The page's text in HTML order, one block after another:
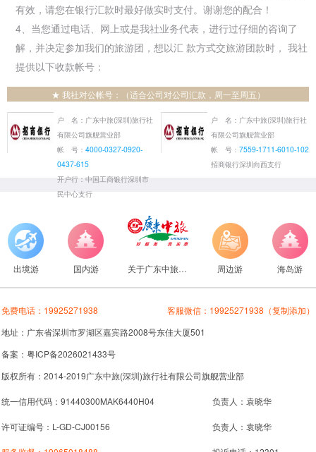
有效，请您在银行汇款时最好做实时支付。谢谢您的配合！
4、当您通过电话、网上或是我社业务代表，进行过仔细的咨询了
解，并决定参加我们的旅游团，想以汇 款方式交旅游团款时， 我社
提供以下收款帐号：
★ 我社对公帐号：（适合公司对公司汇款，周一至周五）
户 名：广东中旅(深圳)旅行社
有限公司旗舰营业部
帐 号： 4000-0327-0920-
0437-615
开户行：中国工商银行深圳市
民中心支行
户 名：广东中旅(深圳)旅行社
有限公司旗舰营业部
帐 号： 7559-1711-6010-102
招商银行深圳向西支行
出境游 国内游 关于广东中旅旅行社 周边游 海岛游
免费电话： 19925271938 客服微信： 19925271938 （复制添加）
地址：广东省深圳市罗湖区嘉宾路2008号东佳大厦501
备案：粤ICP备2026021433号
版权所有：2014-2019广东中旅(深圳)旅行社有限公司旗舰营业部
统一信用代码：91440300MAK6440H04 负责人：袁晓华
许可证编号：L-GD-CJ00156 负责人：袁晓华